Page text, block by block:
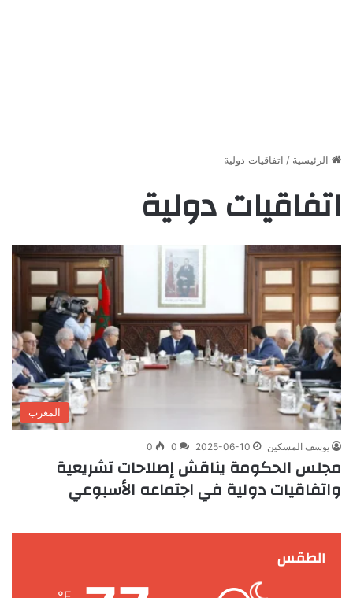
الرئيسية / اتفاقيات دولية
اتفاقيات دولية
المغرب
يوسف المسكين 2025-06-10
0
0
مجلس الحكومة يناقش إصلاحات تشريعية
واتفاقيات دولية في اجتماعه الأسبوعي
الطقس